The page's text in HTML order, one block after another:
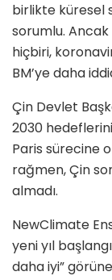
birlikte küresel
sorumlu.
hiçbiri,
BM’ye daha
Çin Devlet
2030
Paris sürecine
rağmen, Çin
almadı.
NewClimate
yeni yıl
daha iyi”